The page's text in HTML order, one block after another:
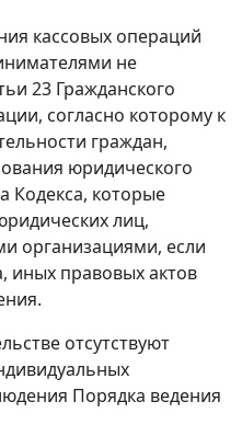
кассовых операций
не
23 Гражданского
согласно которому к
граждан,
юридического
Кодекса, которые
лиц,
организациями, если
иных правовых актов
отсутствуют
Порядка ведения